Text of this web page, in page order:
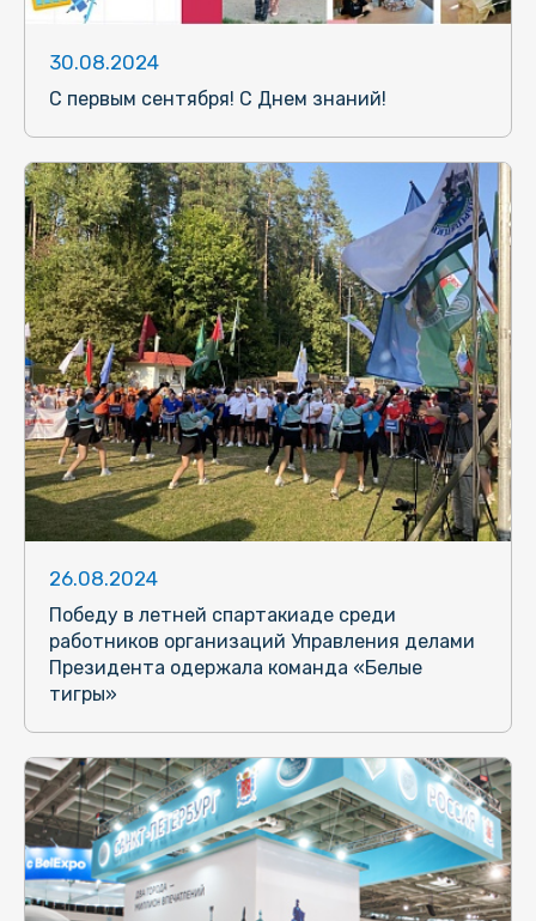
30.08.2024
С первым сентября! С Днем знаний!
26.08.2024
Победу в летней спартакиаде среди
работников организаций Управления делами
Президента одержала команда «Белые
тигры»